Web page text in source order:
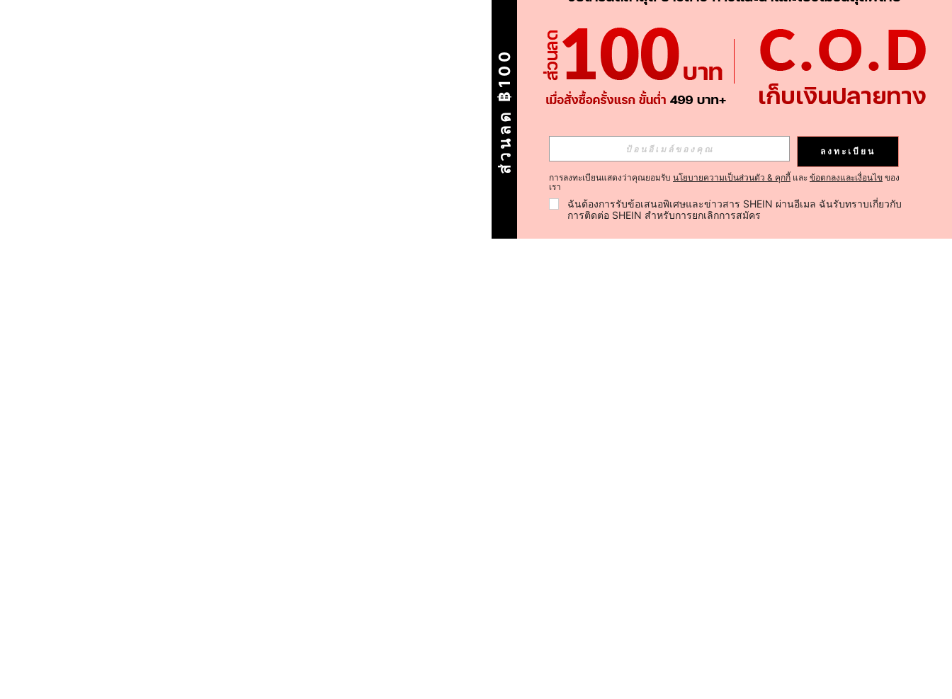
ส่วนลด ฿100 ลงทะเบียน
การลงทะเบียนแสดงว่าคุณยอมรับ นโยบายความเป็นส่วนตัว & คุกกี้ และ ข้อตกลงและเงื่อนไข ของ
เรา
ฉันต้องการรับข้อเสนอพิเศษและข่าวสาร SHEIN ผ่านอีเมล ฉันรับทราบเกี่ยวกับ
การติดต่อ SHEIN สำหรับการยกเลิกการสมัคร